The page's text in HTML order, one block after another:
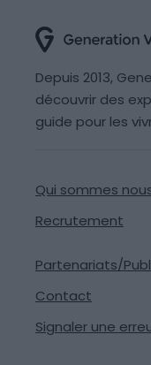
Depuis 2013,
découvrir des
guide pour les
Qui sommes
Recrutement
Partenariats/
Contact
Signaler une